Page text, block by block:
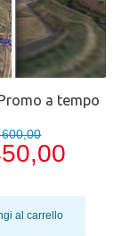
a tempo
al carrello